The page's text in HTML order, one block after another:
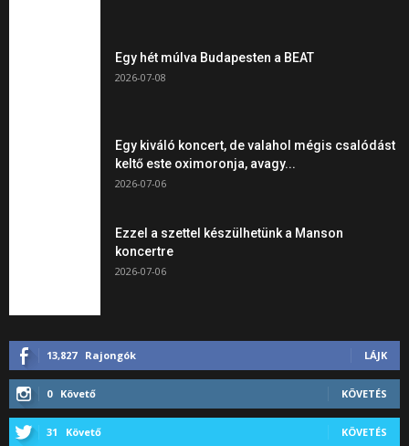
Egy hét múlva Budapesten a BEAT
2026-07-08
Egy kiváló koncert, de valahol mégis csalódást
keltő este oximoronja, avagy...
2026-07-06
Ezzel a szettel készülhetünk a Manson
koncertre
2026-07-06
13,827 Rajongók LÁJK
0 Követő KÖVETÉS
31 Követő KÖVETÉS